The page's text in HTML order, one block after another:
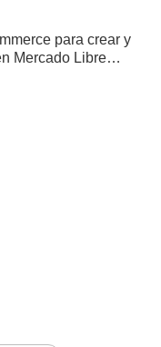
para crear y
Mercado Libre
Actualmente